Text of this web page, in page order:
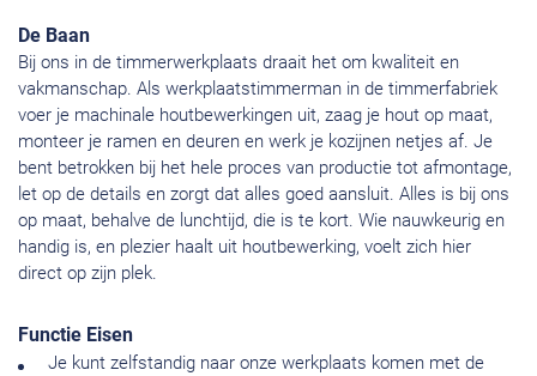
De Baan
Bij ons in de timmerwerkplaats draait het om kwaliteit en
vakmanschap. Als werkplaatstimmerman in de timmerfabriek
voer je machinale houtbewerkingen uit, zaag je hout op maat,
monteer je ramen en deuren en werk je kozijnen netjes af. Je
bent betrokken bij het hele proces van productie tot afmontage,
let op de details en zorgt dat alles goed aansluit. Alles is bij ons
op maat, behalve de lunchtijd, die is te kort. Wie nauwkeurig en
handig is, en plezier haalt uit houtbewerking, voelt zich hier
direct op zijn plek.
Functie Eisen
Je kunt zelfstandig naar onze werkplaats komen met de